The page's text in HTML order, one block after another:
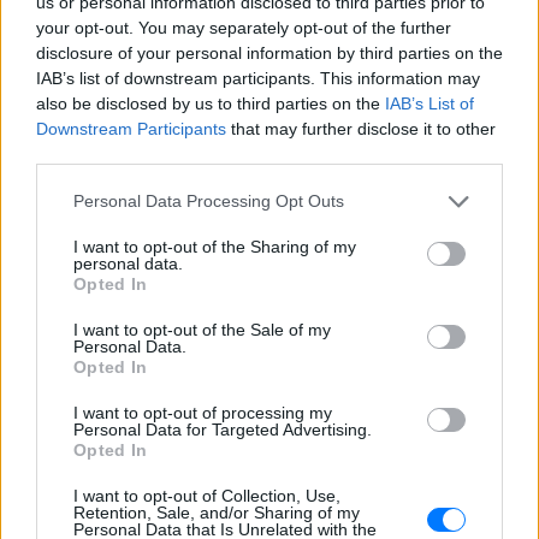
your opt-out. You may separately opt-out of the further
disclosure of your personal information by third parties on the
IAB’s list of downstream participants. This information may
also be disclosed by us to third parties on the IAB’s List of
Downstream Participants that may further disclose it to other
Personal Data Processing Opt Outs
I want to opt-out of the Sharing of my
personal data.
Opted In
I want to opt-out of the Sale of my
Personal Data.
Opted In
I want to opt-out of processing my
Personal Data for Targeted Advertising.
Opted In
I want to opt-out of Collection, Use,
Retention, Sale, and/or Sharing of my
Personal Data that Is Unrelated with the
«Δεν δεχόμαστε τελεσίγραφα»:
Η απάντηση της Ιταλίας στην
Ισπανία
ΣΉΜΕΡΑ
Αμετάπειστη παραμένει η ιταλική
Μαραντόνα: «Ήταν πρησμένος, δεν σηκωνόταν
από το κρεβάτι και είχε παραιτηθεί» – Τι
αποκάλυψε ο μασέρ του στη δίκη
ΣΉΜΕΡΑ